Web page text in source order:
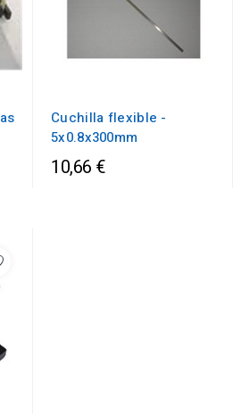
Cuchilla flexible -
5x0.8x300mm
10,66 €